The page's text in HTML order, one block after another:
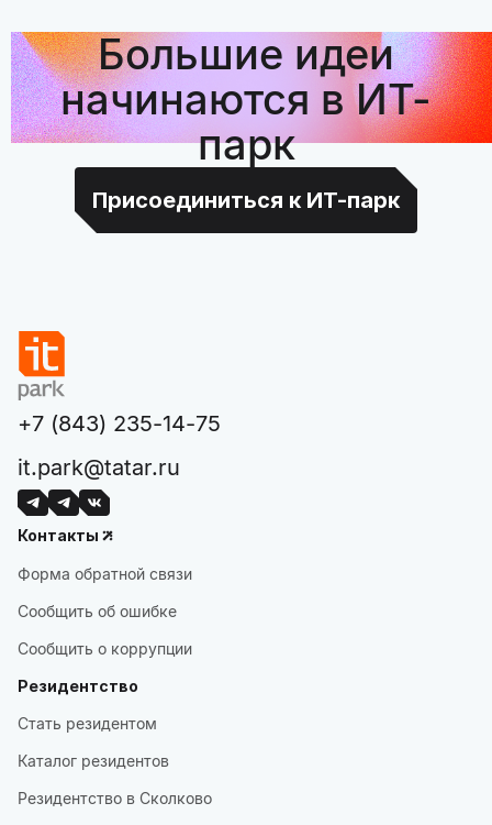
Большие идеи
начинаются в ИТ-
парк
Присоединиться к ИТ-парк
+7 (843) 235-14-75
it.park@tatar.ru
Контакты
Форма обратной связи
Сообщить об ошибке
Сообщить о коррупции
Резидентство
Стать резидентом
Каталог резидентов
Резидентство в Сколково